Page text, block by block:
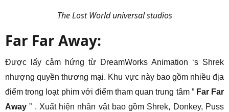
The Lost World universal studios
Far Far Away:
Được lấy cảm hứng từ DreamWorks Animation ‘s Shrek
nhượng quyền thương mại. Khu vực này bao gồm nhiều địa
điểm trong loạt phim với điểm tham quan trung tâm ” Far Far
Away ” . Xuất hiện nhân vật bao gồm Shrek, Donkey, Puss